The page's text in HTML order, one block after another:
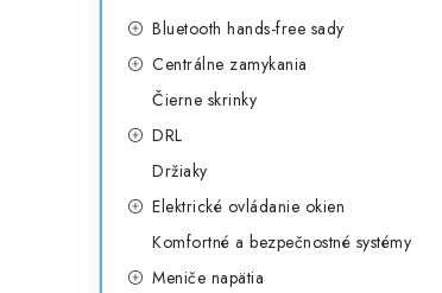
Bluetooth hands-free sady
Centrálne zamykania
Čierne skrinky
DRL
Držiaky
Elektrické ovládanie okien
Komfortné a bezpečnostné systémy
Meniče napätia